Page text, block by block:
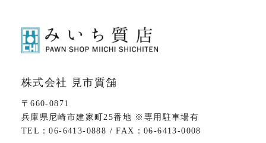
株式会社 見市質舗
〒660-0871
兵庫県尼崎市建家町25番地 ※専用駐車場有
TEL：06-6413-0888 / FAX：06-6413-0008